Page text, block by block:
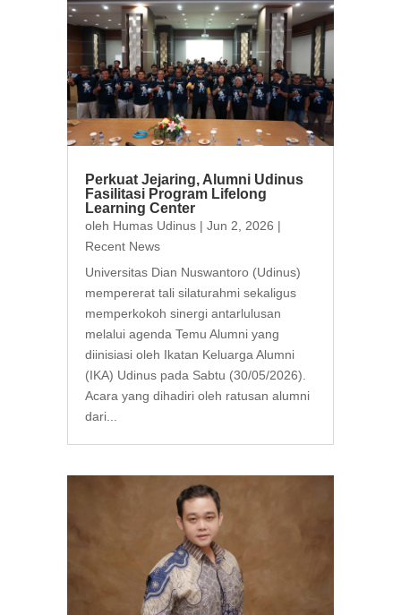
Perkuat Jejaring, Alumni Udinus
Fasilitasi Program Lifelong
Learning Center
oleh Humas Udinus| Jun 2, 2026 |
Recent News
Universitas Dian Nuswantoro (Udinus)
mempererat tali silaturahmi sekaligus
memperkokoh sinergi antarlulusan
melalui agenda Temu Alumni yang
diinisiasi oleh Ikatan Keluarga Alumni
(IKA) Udinus pada Sabtu (30/05/2026).
Acara yang dihadiri oleh ratusan alumni
dari...